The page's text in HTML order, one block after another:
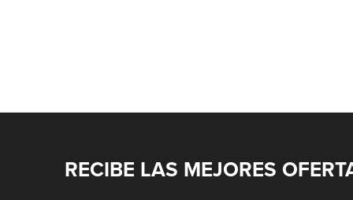
RECIBE LAS MEJORES